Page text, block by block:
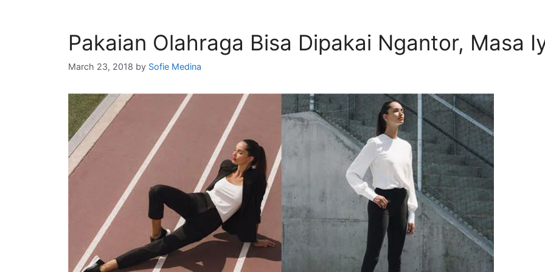
Pakaian Olahraga Bisa Dipakai Ngantor, Masa
March 23, 2018 by Sofie Medina